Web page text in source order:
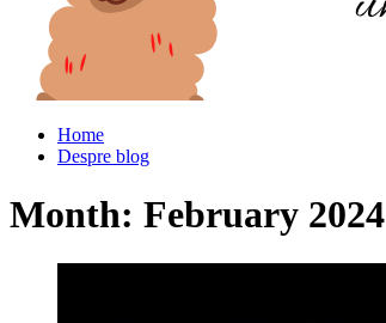
Home
Despre blog
Month: February 2024